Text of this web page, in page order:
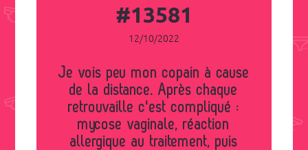
#13581
12/10/2022
Je vois peu mon copain à cause
de la distance. Après chaque
retrouvaille c'est compliqué :
mycose vaginale, réaction
allergique au traitement, puis